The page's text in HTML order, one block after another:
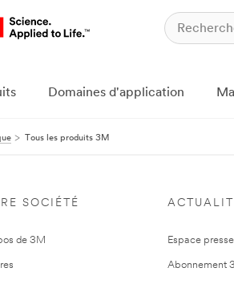
Domaines d'application
Tous les produits 3M
SOCIÉTÉ
de 3M Espace presse
Abonnement